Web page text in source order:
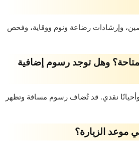
وإرشادات رضاعة ونوم ووقاية، وفحص
وهل توجد رسوم إضافية
نقدي. قد تُضاف رسوم مسافة وتظهر